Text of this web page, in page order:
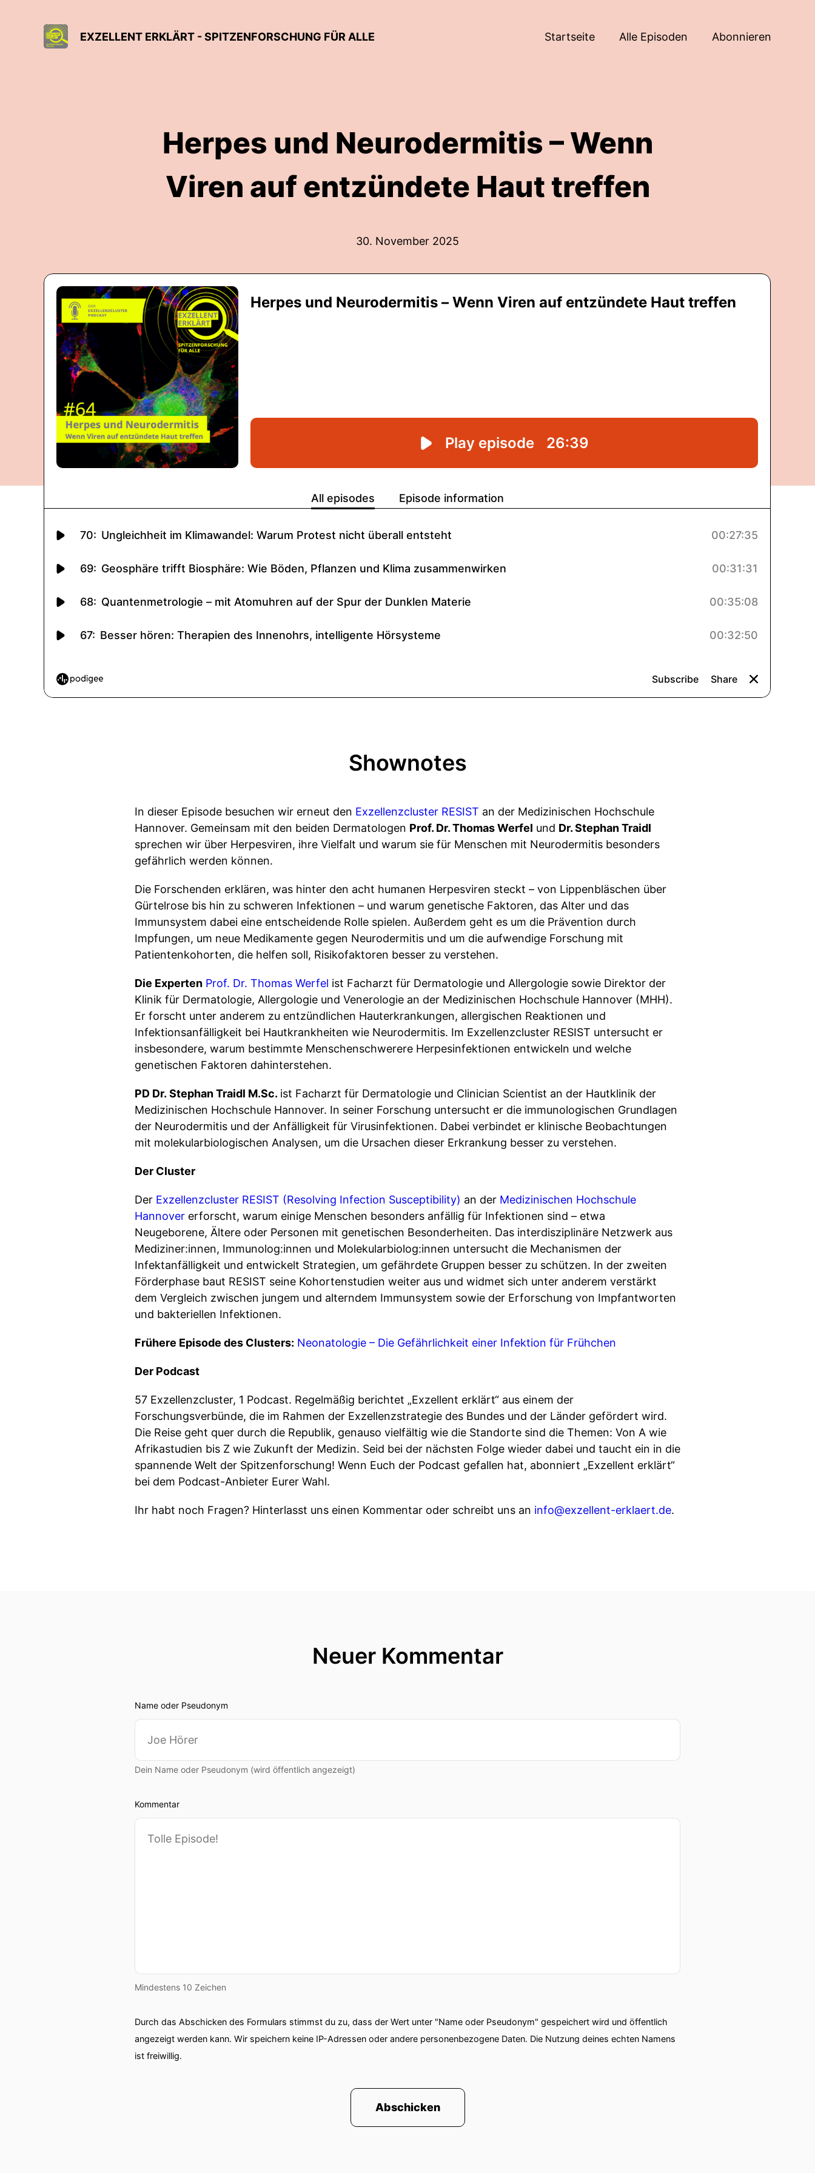
EXZELLENT ERKLÄRT - SPITZENFORSCHUNG FÜR ALLE Startseite Alle Episoden Abonnieren
Herpes und Neurodermitis – Wenn
Viren auf entzündete Haut treffen
30. November 2025
Shownotes
In dieser Episode besuchen wir erneut den Exzellenzcluster RESIST an der Medizinischen Hochschule
Hannover. Gemeinsam mit den beiden Dermatologen Prof. Dr. Thomas Werfel und Dr. Stephan Traidl
sprechen wir über Herpesviren, ihre Vielfalt und warum sie für Menschen mit Neurodermitis besonders
gefährlich werden können.
Die Forschenden erklären, was hinter den acht humanen Herpesviren steckt – von Lippenbläschen über
Gürtelrose bis hin zu schweren Infektionen – und warum genetische Faktoren, das Alter und das
Immunsystem dabei eine entscheidende Rolle spielen. Außerdem geht es um die Prävention durch
Impfungen, um neue Medikamente gegen Neurodermitis und um die aufwendige Forschung mit
Patientenkohorten, die helfen soll, Risikofaktoren besser zu verstehen.
Die Experten Prof. Dr. Thomas Werfel ist Facharzt für Dermatologie und Allergologie sowie Direktor der
Klinik für Dermatologie, Allergologie und Venerologie an der Medizinischen Hochschule Hannover (MHH).
Er forscht unter anderem zu entzündlichen Hauterkrankungen, allergischen Reaktionen und
Infektionsanfälligkeit bei Hautkrankheiten wie Neurodermitis. Im Exzellenzcluster RESIST untersucht er
insbesondere, warum bestimmte Menschenschwerere Herpesinfektionen entwickeln und welche
genetischen Faktoren dahinterstehen.
PD Dr. Stephan Traidl M.Sc. ist Facharzt für Dermatologie und Clinician Scientist an der Hautklinik der
Medizinischen Hochschule Hannover. In seiner Forschung untersucht er die immunologischen Grundlagen
der Neurodermitis und der Anfälligkeit für Virusinfektionen. Dabei verbindet er klinische Beobachtungen
mit molekularbiologischen Analysen, um die Ursachen dieser Erkrankung besser zu verstehen.
Der Cluster
Der Exzellenzcluster RESIST (Resolving Infection Susceptibility) an der Medizinischen Hochschule
Hannover erforscht, warum einige Menschen besonders anfällig für Infektionen sind – etwa
Neugeborene, Ältere oder Personen mit genetischen Besonderheiten. Das interdisziplinäre Netzwerk aus
Mediziner:innen, Immunolog:innen und Molekularbiolog:innen untersucht die Mechanismen der
Infektanfälligkeit und entwickelt Strategien, um gefährdete Gruppen besser zu schützen. In der zweiten
Förderphase baut RESIST seine Kohortenstudien weiter aus und widmet sich unter anderem verstärkt
dem Vergleich zwischen jungem und alterndem Immunsystem sowie der Erforschung von Impfantworten
und bakteriellen Infektionen.
Frühere Episode des Clusters: Neonatologie – Die Gefährlichkeit einer Infektion für Frühchen
Der Podcast
57 Exzellenzcluster, 1 Podcast. Regelmäßig berichtet „Exzellent erklärt“ aus einem der
Forschungsverbünde, die im Rahmen der Exzellenzstrategie des Bundes und der Länder gefördert wird.
Die Reise geht quer durch die Republik, genauso vielfältig wie die Standorte sind die Themen: Von A wie
Afrikastudien bis Z wie Zukunft der Medizin. Seid bei der nächsten Folge wieder dabei und taucht ein in die
spannende Welt der Spitzenforschung! Wenn Euch der Podcast gefallen hat, abonniert „Exzellent erklärt“
bei dem Podcast-Anbieter Eurer Wahl.
Ihr habt noch Fragen? Hinterlasst uns einen Kommentar oder schreibt uns an info@exzellent-erklaert.de.
Neuer Kommentar
Name oder Pseudonym
Dein Name oder Pseudonym (wird öffentlich angezeigt)
Kommentar
Mindestens 10 Zeichen
Durch das Abschicken des Formulars stimmst du zu, dass der Wert unter "Name oder Pseudonym" gespeichert wird und öffentlich
angezeigt werden kann. Wir speichern keine IP-Adressen oder andere personenbezogene Daten. Die Nutzung deines echten Namens
ist freiwillig.
Abschicken